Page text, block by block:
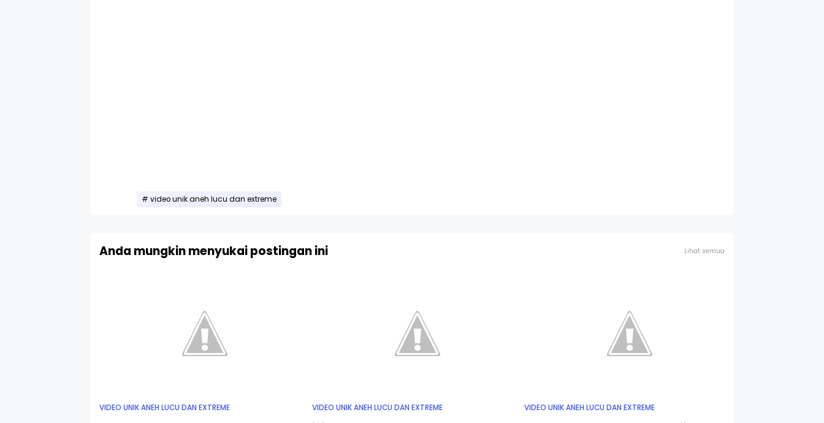
video unik aneh lucu dan extreme
Anda mungkin menyukai postingan ini Lihat semua
VIDEO UNIK ANEH LUCU DAN EXTREME VIDEO UNIK ANEH LUCU DAN EXTREME VIDEO UNIK ANEH LUCU DAN EXTREME